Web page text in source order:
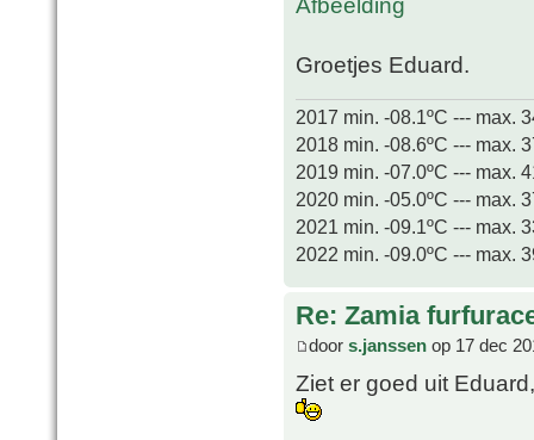
Groetjes Eduard.
2017 min. -08.1ºC --- max.
2018 min. -08.6ºC --- max.
2019 min. -07.0ºC --- max.
2020 min. -05.0ºC --- max.
2021 min. -09.1ºC --- max.
2022 min. -09.0ºC --- max.
Re: Zamia
door s.janssen op 17 dec
Ziet er goed uit